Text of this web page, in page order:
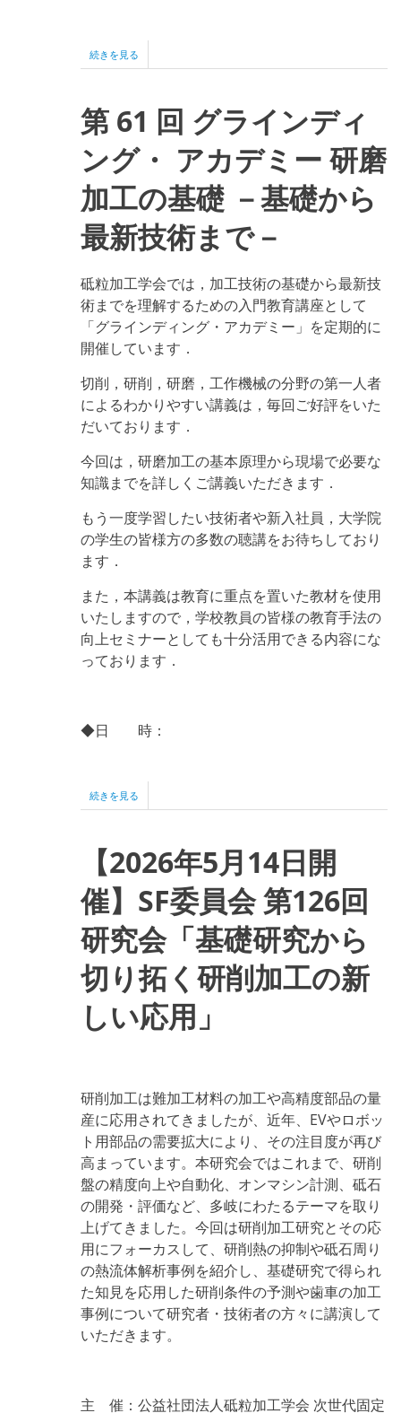
2026
年
演・
見
会
端
加
工
技
術
関
す
る
講
演
会
大
塚
精
工
式
会
学
会
の
続きを見る
第 61 回 グラインディ
ング・ アカデミー 研磨
加工の基礎 －基礎から
最新技術まで－
砥粒加工学会では，加工技術の基礎から最新技
術までを理解するための入門教育講座として
「グラインディング・アカデミー」を定期的に
開催しています．
切削，研削，研磨，工作機械の分野の第一人者
によるわかりやすい講義は，毎回ご好評をいた
だいております．
今回は，研磨加工の基本原理から現場で必要な
知識までを詳しくご講義いただきます．
もう一度学習したい技術者や新入社員，大学院
の学生の皆様方の多数の聴講をお待ちしており
ます．
また，本講義は教育に重点を置いた教材を使用
いたしますので，学校教員の皆様の教育手法の
向上セミナーとしても十分活用できる内容にな
っております．
◆日 時 ：
第
61
ン
デ
ィ
ン
グ・
カ
デ
ミ
ー
の
基
礎
－
基
礎
か
ら
最
新
技
術
ま
で
－
の
続きを見る
【2026年5月14日開
催】SF委員会 第126回
研究会「基礎研究から
切り拓く研削加工の新
しい応用」
研削加工は難加工材料の加工や高精度部品の量
産に応用されてきましたが、近年、EVやロボッ
ト用部品の需要拡大により、その注目度が再び
高まっています。本研究会ではこれまで、研削
盤の精度向上や自動化、オンマシン計測、砥石
の開発・評価など、多岐にわたるテーマを取り
上げてきました。今回は研削加工研究とその応
用にフォーカスして、研削熱の抑制や砥石周り
の熱流体解析事例を紹介し、基礎研究で得られ
た知見を応用した研削条件の予測や歯車の加工
事例について研究者・技術者の方々に講演して
いただきます。
主 催：公益社団法人砥粒加工学会 次世代固定